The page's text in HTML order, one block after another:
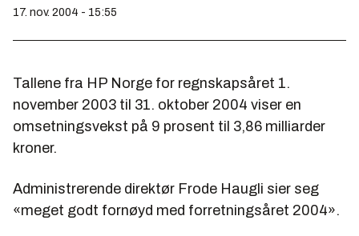
17. nov. 2004 - 15:55
Tallene fra HP Norge for regnskapsåret 1.
november 2003 til 31. oktober 2004 viser en
omsetningsvekst på 9 prosent til 3,86 milliarder
kroner.
Administrerende direktør Frode Haugli sier seg
«meget godt fornøyd med forretningsåret 2004».